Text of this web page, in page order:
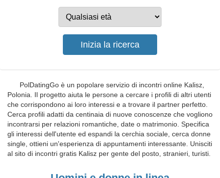
PolDatingGo è un popolare servizio di incontri online Kalisz,
Polonia. Il progetto aiuta le persone a cercare i profili di altri utenti
che corrispondono ai loro interessi e a trovare il partner perfetto.
Cerca profili adatti da centinaia di nuove conoscenze che vogliono
incontrarsi per relazioni romantiche, date o matrimonio. Specifica
gli interessi dell'utente ed espandi la cerchia sociale, cerca donne
single, ottieni un'esperienza di appuntamenti interessante. Unisciti
al sito di incontri gratis Kalisz per gente del posto, stranieri, turisti.